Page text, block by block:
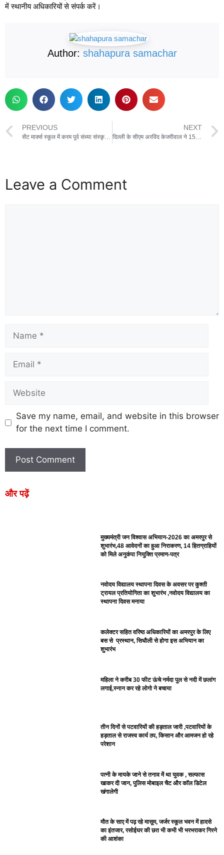
में स्थानीय अधिकारियों से संपर्क करें।
Author: shahapura samachar
PREVIOUS
सेंट मार्क्स स्कूल में करम पूर्व संध्या संस्कृति कार्यक्रम का आयोजन
NEXT
दिल्ली के सीएम अरविंद केजरीवाल ने 15 दिनों के भीतर सीएम आवास खाली करने की घोषणा की
Leave a Comment
Save my name, email, and website in this browser
for the next time I comment.
और पढ़ें
मुख्यमंत्री जन विश्वास अभियान-2026 का अमरपुर से
शुभारंभ,48 आवेदनों का हुआ निराकरण, 14 हितग्राहियों
को मिले अनुकंपा नियुक्ति प्रमाण-पत्र
नवोदय विद्यालय स्थापना दिवस के अवसर पर कुश्ती
ट्रायल प्रतियोगिता का शुभारंभ ,नवोदय विद्यालय का
स्थापना दिवस मनाया
कलेक्टर सहित वरिष्ठ अधिकारियों का अमरपुर के लिए
बस से प्रस्थान, सिधौली से होगा इस अभियान का
शुभारंभ
महिला ने करीब 30 फीट ऊंचे नर्मदा पुल से नदी में छलांग
लगाई,स्नान कर रहे लोगो ने बचाया
तीन दिनों से पटवारियों की हड़ताल जारी ,पटवारियों के
हड़ताल से राजस्व कार्य ठप, किसान और आमजन हो रहे
परेशान
पत्नी के मायके जाने से तनाव में था युवक , सल्फास
खाकर दी जान, पुलिस मोबाइल चैट और कॉल डिटेल
खंगालेगी
मौत के साए में पढ़ रहे मासूम, जर्जर स्कूल भवन में हादसे
का इंतजार, रसोईघर की छत भी कभी भी भरभराकर गिरने
की आशंका